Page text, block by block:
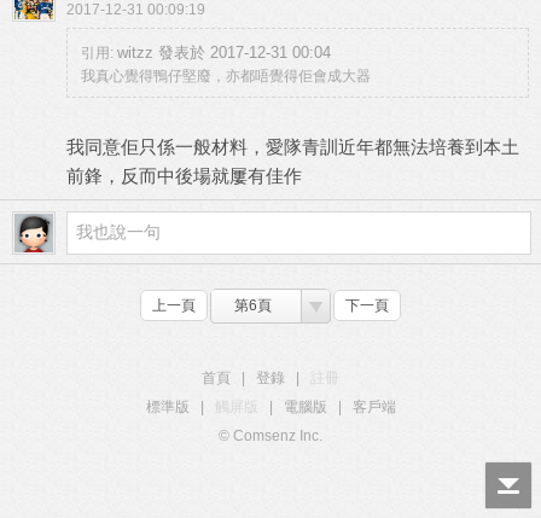
2017-12-31 00:09:19
引用: witzz 發表於 2017-12-31 00:04
我真心覺得鴨仔堅廢，亦都唔覺得佢會成大器
我同意佢只係一般材料，愛隊青訓近年都無法培養到本土
前鋒，反而中後場就屢有佳作
上一頁 第6頁 下一頁
首頁 登錄
標準版
觸屏版 電腦版
客戶端
© Comsenz Inc.